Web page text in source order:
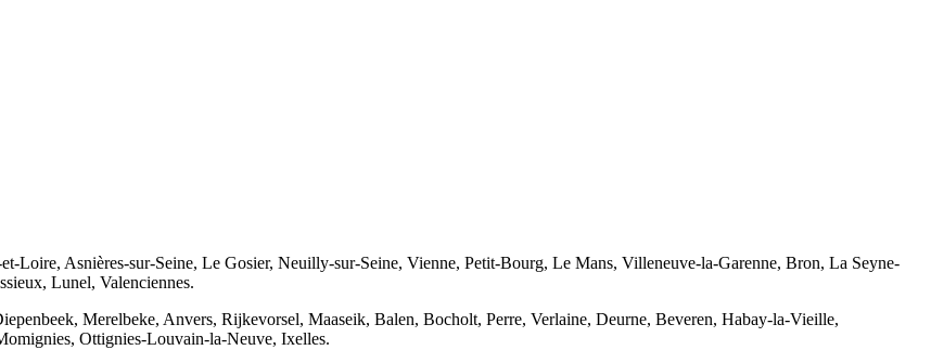
Loire, Asnières-sur-Seine, Le Gosier, Neuilly-sur-Seine, Vienne, Petit-Bourg, Le Mans, Villeneuve-la-Garenne, Bron, La Seyne-
Lunel, Valenciennes.
Merelbeke, Anvers, Rijkevorsel, Maaseik, Balen, Bocholt, Perre, Verlaine, Deurne, Beveren, Habay-la-Vieille,
Ottignies-Louvain-la-Neuve, Ixelles.